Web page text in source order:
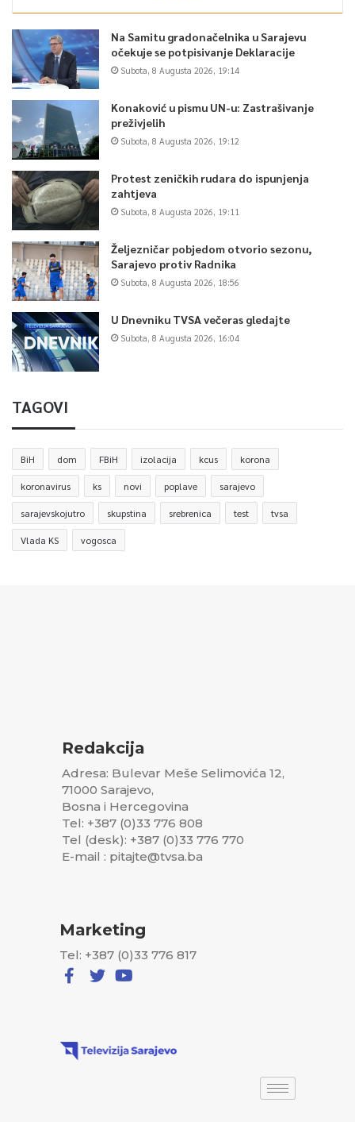
Na Samitu gradonačelnika u Sarajevu
očekuje se potpisivanje Deklaracije
Subota, 8 Augusta 2026, 19:14
Konaković u pismu UN-u: Zastrašivanje
preživjelih
Subota, 8 Augusta 2026, 19:12
Protest zeničkih rudara do ispunjenja
zahtjeva
Subota, 8 Augusta 2026, 19:11
Željezničar pobjedom otvorio sezonu,
Sarajevo protiv Radnika
Subota, 8 Augusta 2026, 18:56
U Dnevniku TVSA večeras gledajte
Subota, 8 Augusta 2026, 16:04
TAGOVI
BiH dom FBiH izolacija kcus korona
koronavirus ks novi poplave sarajevo
sarajevskojutro skupstina srebrenica test tvsa
Vlada KS vogosca
Redakcija
Adresa: Bulevar Meše Selimovića 12,
71000 Sarajevo,
Bosna i Hercegovina
Tel: +387 (0)33 776 808
Tel (desk): +387 (0)33 776 770
E-mail : pitajte@tvsa.ba
Marketing
Tel: +387 (0)33 776 817